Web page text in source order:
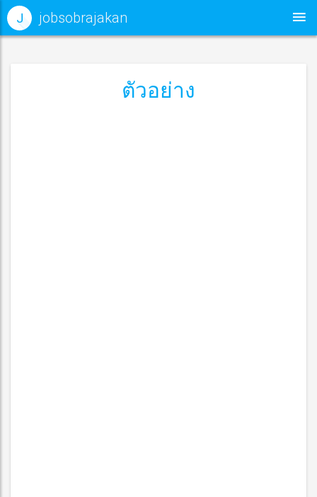
J jobsobrajakan
ตัวอย่าง